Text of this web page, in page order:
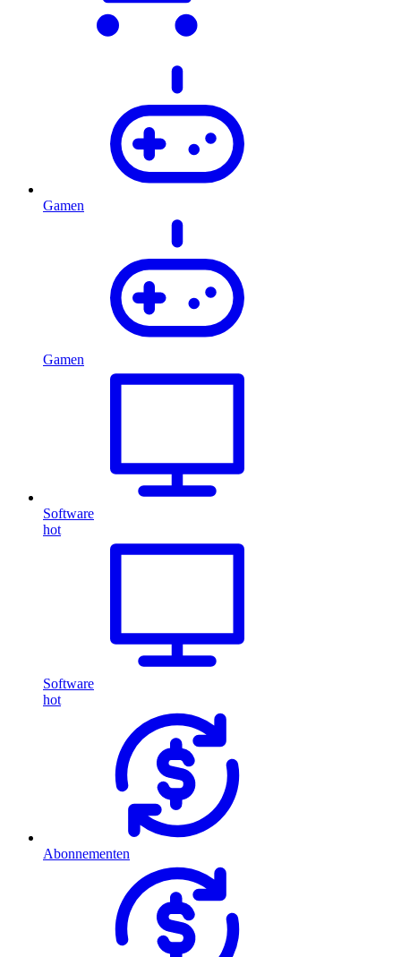
Gamen
Gamen
Software
hot
Software
hot
Abonnementen